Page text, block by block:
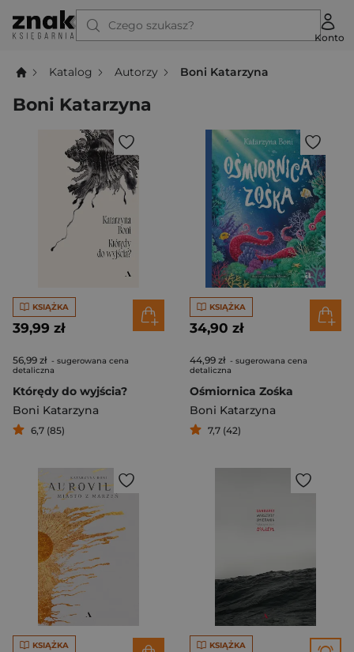
Czego szukasz?
Konto
Katalog Autorzy Boni Katarzyna
Boni Katarzyna
KSIĄŻKA
39,99 zł
56,99 zł - sugerowana cena
detaliczna
Którędy do wyjścia?
Boni Katarzyna
6,7 (85)
KSIĄŻKA
34,90 zł
44,99 zł - sugerowana cena
detaliczna
Ośmiornica Zośka
Boni Katarzyna
7,7 (42)
KSIĄŻKA KSIĄŻKA